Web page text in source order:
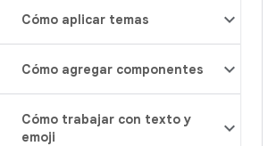
Cómo aplicar temas
Cómo agregar componentes
Cómo trabajar con texto y
emoji